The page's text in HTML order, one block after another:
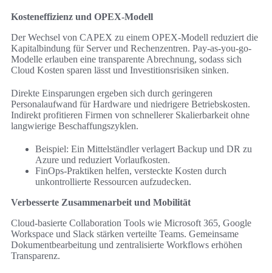
Kosteneffizienz und OPEX-Modell
Der Wechsel von CAPEX zu einem OPEX-Modell reduziert die
Kapitalbindung für Server und Rechenzentren. Pay-as-you-go-
Modelle erlauben eine transparente Abrechnung, sodass sich
Cloud Kosten sparen lässt und Investitionsrisiken sinken.
Direkte Einsparungen ergeben sich durch geringeren
Personalaufwand für Hardware und niedrigere Betriebskosten.
Indirekt profitieren Firmen von schnellerer Skalierbarkeit ohne
langwierige Beschaffungszyklen.
Beispiel: Ein Mittelständler verlagert Backup und DR zu
Azure und reduziert Vorlaufkosten.
FinOps-Praktiken helfen, versteckte Kosten durch
unkontrollierte Ressourcen aufzudecken.
Verbesserte Zusammenarbeit und Mobilität
Cloud-basierte Collaboration Tools wie Microsoft 365, Google
Workspace und Slack stärken verteilte Teams. Gemeinsame
Dokumentbearbeitung und zentralisierte Workflows erhöhen
Transparenz.